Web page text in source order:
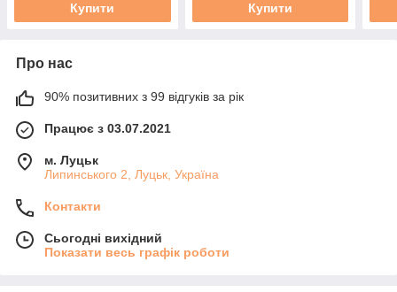
Купити Купити
Про нас
90% позитивних з 99 відгуків за рік
Працює з 03.07.2021
м. Луцьк
Липинського 2, Луцьк, Україна
Контакти
Сьогодні вихідний
Показати весь графік роботи